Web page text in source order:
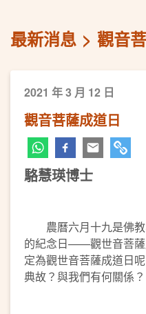
最新消息 觀音
2021 年 3 月 12 日
觀音菩薩成道日
駱慧瑛博士
農曆六月十九是佛教
的紀念日——觀世音菩薩
定為觀世音菩薩成道日
典故？與我們有何關係？